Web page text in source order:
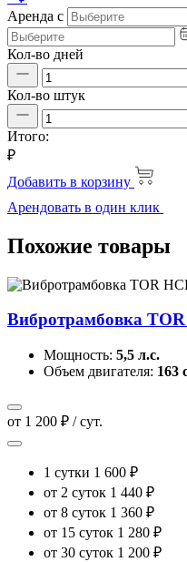
Аренда с
Кол-во дней
Кол-во штук
Итого:
₽
Добавить в корзину
Арендовать в один клик
Похожие товары
Вибротрамбовка
Мощность: 5,5 л.с.
Объем двигателя: 163
от 1 200 ₽ / сут.
1 сутки 1 600 ₽
от 2 суток 1 440 ₽
от 8 суток 1 360 ₽
от 15 суток 1 280 ₽
от 30 суток 1 200 ₽